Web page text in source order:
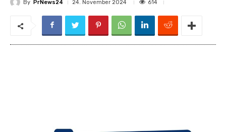
By PrNews24 24. November 2024 614